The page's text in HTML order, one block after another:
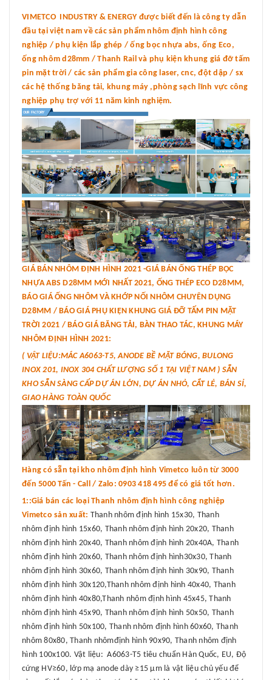
VIMETCO INDUSTRY & ENERGY được biết đến là công ty dẫn
đầu tại việt nam về các sản phẩm nhôm định hình công
nghiệp / phụ kiện lắp ghép / ống bọc nhựa abs, ống Eco,
ống nhôm d28mm / Thanh Rail và phụ kiện khung giá đỡ tấm
pin mặt trời / các sản phẩm gia công laser, cnc, đột dập / sx
các hệ thống băng tải, khung máy ,phòng sạch lĩnh vực công
nghiệp phụ trợ với 11 năm kinh nghiệm.
GIÁ BÁN NHÔM ĐỊNH HÌNH 2021 -GIÁ BÁN ỐNG THÉP BỌC
NHỰA ABS D28MM MỚI NHẤT 2021, ỐNG THÉP ECO D28MM,
BÁO GIÁ ỐNG NHÔM VÀ KHỚP NỐI NHÔM CHUYÊN DỤNG
D28MM / BÁO GIÁ PHỤ KIỆN KHUNG GIÁ ĐỠ TẤM PIN MẶT
TRỜI 2021 / BÁO GIÁ BĂNG TẢI, BÀN THAO TÁC, KHUNG MÁY
NHÔM ĐỊNH HÌNH 2021:
( VẬT LIỆU:MÁC A6063-T5, ANODE BỀ MẶT BÓNG, BULONG
INOX 201, INOX 304 CHẤT LƯỢNG SỐ 1 TẠI VIỆT NAM ) SẴN
KHO SẴN SÀNG CẤP DỰ ÁN LỚN, DỰ ÁN NHỎ, CẮT LẺ, BÁN SỈ,
GIAO HÀNG TOÀN QUỐC
Hàng có sẵn tại kho nhôm định hình Vimetco luôn từ 3000
đến 5000 Tấn - Call / Zalo: 0903 418 495 để có giá tốt hơn.
1::Giá bán các loại Thanh nhôm định hình công nghiệp
Vimetco sản xuất: Thanh nhôm định hình 15x30, Thanh
nhôm định hình 15x60, Thanh nhôm định hình 20x20, Thanh
nhôm định hình 20x40, Thanh nhôm định hình 20x40A, Thanh
nhôm định hình 20x60, Thanh nhôm định hình30x30, Thanh
nhôm định hình 30x60, Thanh nhôm định hình 30x90, Thanh
nhôm định hình 30x120,Thanh nhôm định hình 40x40, Thanh
nhôm định hình 40x80,Thanh nhôm định hình 45x45, Thanh
nhôm định hình 45x90, Thanh nhôm định hình 50x50, Thanh
nhôm định hình 50x100, Thanh nhôm định hình 60x60, Thanh
nhôm 80x80, Thanh nhômđịnh hình 90x90, Thanh nhôm định
hình 100x100. Vật liệu: A6063-T5 tiêu chuẩn Hàn Quốc, EU, Độ
cứng HV≥60, lớp mạ anode dày ≥15 μm là vật liệu chủ yếu để